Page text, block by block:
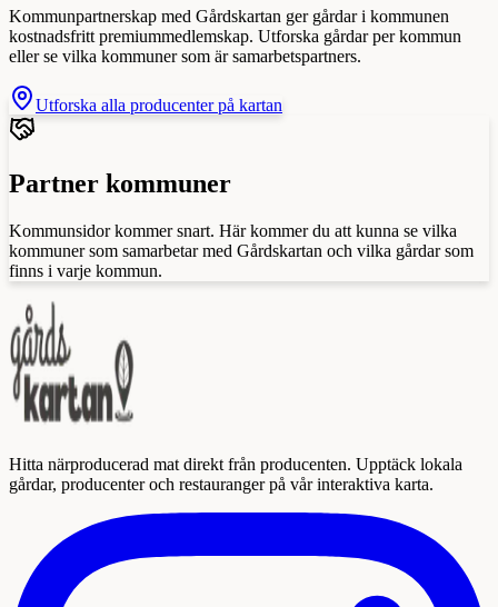
Kommunpartnerskap med Gårdskartan ger gårdar i kommunen
kostnadsfritt premiummedlemskap. Utforska gårdar per kommun
eller se vilka kommuner som är samarbetspartners.
Utforska alla producenter på kartan
Partner kommuner
Kommunsidor kommer snart. Här kommer du att kunna se vilka
kommuner som samarbetar med Gårdskartan och vilka gårdar som
finns i varje kommun.
Hitta närproducerad mat direkt från producenten. Upptäck lokala
gårdar, producenter och restauranger på vår interaktiva karta.